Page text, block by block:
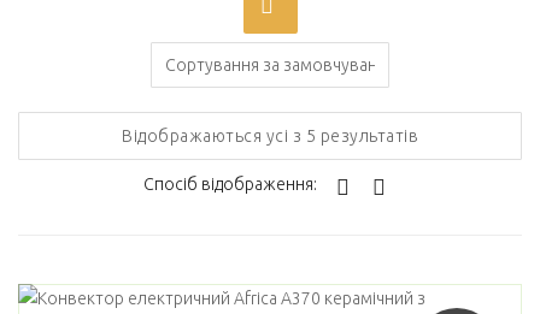
On sale(0)
Категорії товарів
Africa (5)
Відображаються усі з 5 результатів
Спосіб відображення: